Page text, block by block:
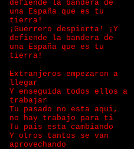
defiende la bandera de
una España que es tu
tierra!
¡Guerrero despierta! ¡Y
defiende la bandera de
una España que es tu
tierra!
Extranjeros empezaron a
llegar
Y enseguida todos ellos a
trabajar
Tu pasado no esta aqui,
no hay trabajo para ti
Tu pais esta cambiando
Y otros tantos se van
aprovechando